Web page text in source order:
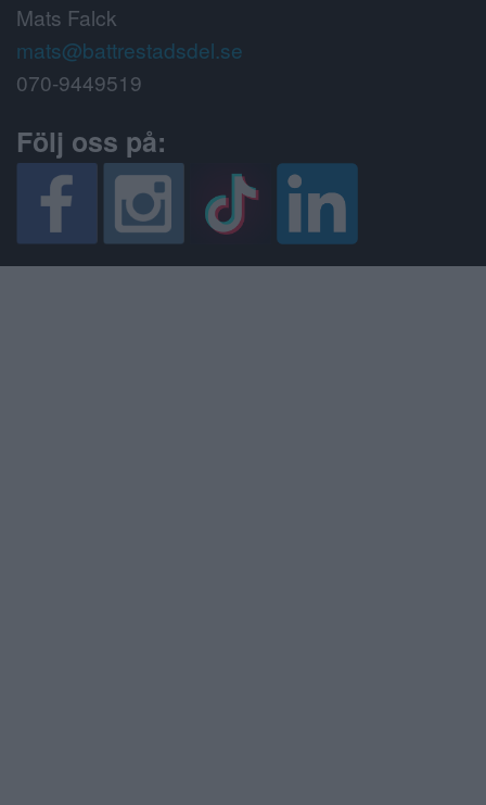
Mats Falck
mats@battrestadsdel.se
070-9449519
Följ oss på: